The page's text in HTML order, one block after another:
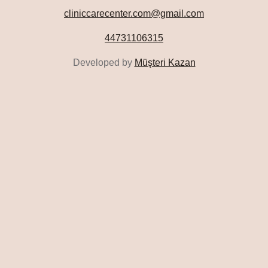
cliniccarecenter.com@gmail.com
44731106315
Developed by Müşteri Kazan